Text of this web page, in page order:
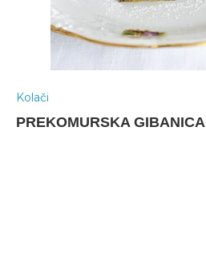
Kolači
PREKOMURSKA GIBANICA